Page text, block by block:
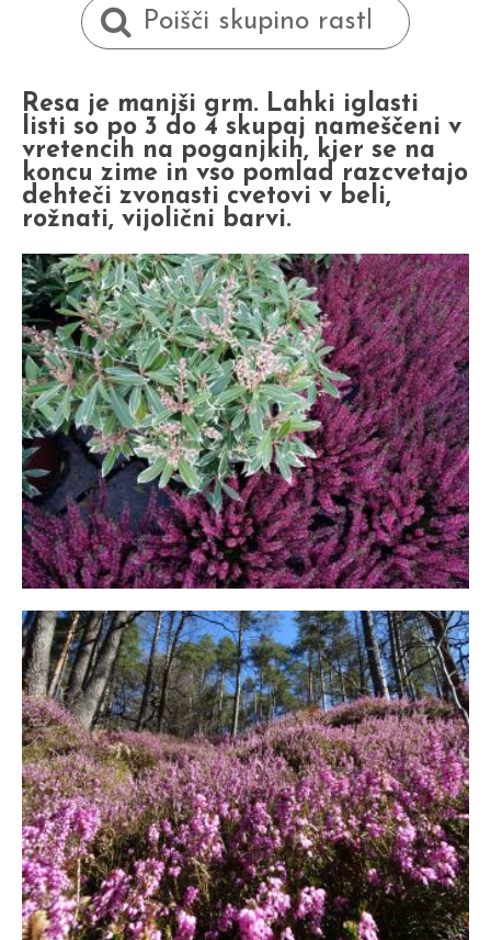
Resa je manjši grm. Lahki iglasti
listi so po 3 do 4 skupaj nameščeni v
vretencih na poganjkih, kjer se na
koncu zime in vso pomlad razcvetajo
dehteči zvonasti cvetovi v beli,
rožnati, vijolični barvi.